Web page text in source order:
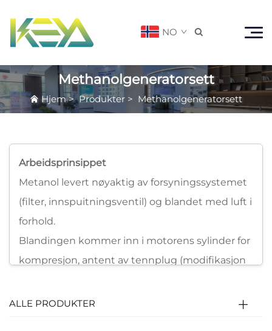
NO 
Methanolgeneratorsett
Hjem>Produkter > Methanolgeneratorsett
Arbeidsprinsippet
Metanol levert nøyaktig av forsyningssystemet
(filter, innspuitningsventil) og blandet med luft i
forhold.
Blandingen kommer inn i motorens sylinder for
kompresjon, antent av tennplug (modifikasjon
(modifikasjon av dieselmotor).
ALLE PRODUKTER